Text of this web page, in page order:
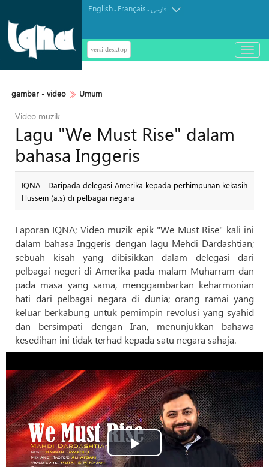
English. Français.فارسی
versi desktop
باز
و
gambar - video Umum
Video muzik
Lagu "We Must Rise" dalam
bahasa Inggeris
IQNA - Daripada delegasi Amerika kepada perhimpunan kekasih
Hussein (a.s) di pelbagai negara
Laporan IQNA; Video muzik epik "We Must Rise" kali ini
dalam bahasa Inggeris dengan lagu Mehdi Dardashtian;
sebuah kisah yang dibisikkan dalam delegasi dari
pelbagai negeri di Amerika pada malam Muharram dan
pada masa yang sama, menggambarkan keharmonian
hati dari pelbagai negara di dunia; orang ramai yang
keluar berkabung untuk pemimpin revolusi yang syahid
dan bersimpati dengan Iran, menunjukkan bahawa
kesedihan ini tidak terhad kepada satu negara sahaja.
Play